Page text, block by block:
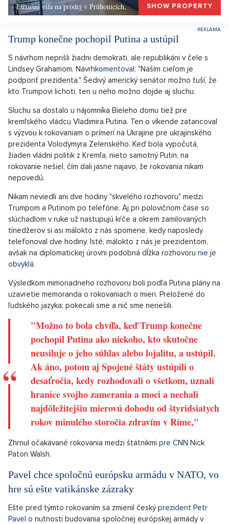
Luxusní vila na prodej v Průhonicích, SHOW PROPERTY
Trump konečne pochopil Putina a ustúpil
S návrhom neprišli žiadni demokrati, ale republikáni v čele s
Lindsey Grahamom. Návrhkomentoval: "Naším cieľom je
podporiť prezidenta." Šedivý americký senátor možno tuší, že
kto Trumpovi lichoti, ten u neho možno dojde aj sluchu.
Sluchu sa dostalo u nájomníka Bieleho domu tiež pre
kremľského vládcu Vladimira Putina. Ten o víkende zatancoval
s výzvou k rokovaniam o prímerí na Ukrajine pre ukrajinského
prezidenta Volodymyra Zelenského. Keď bola vypočutá,
žiaden vládni politik z Kremľa, nieto samotný Putin, na
rokovanie nešiel, čím dali jasne najavo, že rokovania nikam
nepovedú.
Nikam neviedli ani dve hodiny "skvelého rozhovoru" medzi
Trumpom a Putinom po telefóne. Aj pri polovičnom čase so
slúchadlom v ruke už nastupujú kŕče a okrem zamilovaných
tínedžerov si asi málokto z nás spomene, kedy naposledy
telefonoval dve hodiny. Isté, málokto z nás je prezidentom,
avšak na diplomatickej úrovni podobná dĺžka rozhovoru nie je
obvyklá.
Výsledkom mimoriadneho rozhovoru boli podľa Putina plány na
uzavretie memoranda o rokovaniach o mieri. Preložené do
ľudského jazyka: pokecali sme a nič sme neriešili.
"Možno to bola chvíľa, keď Trump konečne
pochopil Putina ako niekoho, kto skutočne
neusiluje o jeho súhlas alebo lojalitu, a ustúpil.
Ak áno, potom aj Spojené štáty ustúpili o
desaťročia, kedy rozhodovali o všetkom, uznali
hranice svojho zamerania a moci a nechali
najdôležitejšiu mierovú dohodu od štyridsiatych
rokov minulého storočia zdravím v Ríme,"
Zhrnul očakávané rokovania medzi štátnikmi pre CNN Nick
Paton Walsh.
Pavel chce spoločnú európsku armádu v NATO, vo
hre sú ešte vatikánske zázraky
Ešte pred týmto rokovaním sa zmienil českýprezident Petr
Pavel o nutnosti budovania spoločnej európskej armády v